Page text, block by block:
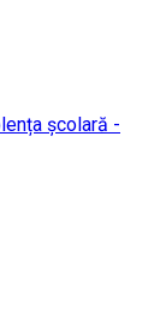
școlară -